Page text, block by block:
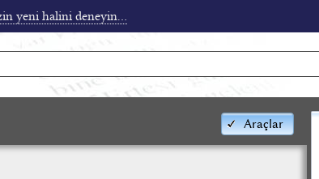
yeni halini deneyin...
Araçlar